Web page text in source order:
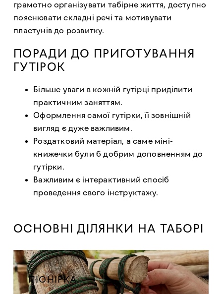
грамотно організувати табірне життя, доступно
пояснювати складні речі та мотивувати
пластунів до розвитку.
ПОРАДИ ДО ПРИГОТУВАННЯ
ГУТІРОК
Більше уваги в кожній гутірці приділити
практичним заняттям.
Оформлення самої гутірки, її зовнішній
вигляд є дуже важливим.
Роздатковий матеріал, а саме міні-
книжечки були б добрим доповненням до
гутірки.
Важливим є інтерактивний спосіб
проведення свого інструктажу.
ОСНОВНІ ДІЛЯНКИ НА ТАБОРІ
ПІОНІРКА